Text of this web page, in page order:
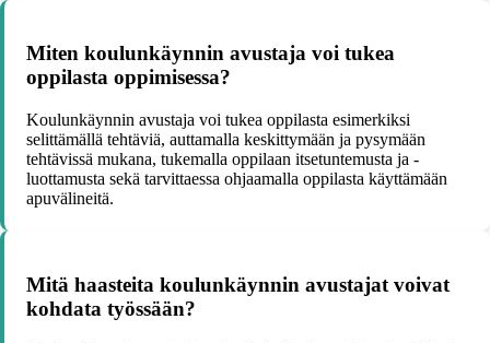
Miten koulunkäynnin avustaja voi tukea
oppilasta oppimisessa?
Koulunkäynnin avustaja voi tukea oppilasta esimerkiksi
selittämällä tehtäviä, auttamalla keskittymään ja pysymään
tehtävissä mukana, tukemalla oppilaan itsetuntemusta ja -
luottamusta sekä tarvittaessa ohjaamalla oppilasta käyttämään
apuvälineitä.
Mitä haasteita koulunkäynnin avustajat voivat
kohdata työssään?